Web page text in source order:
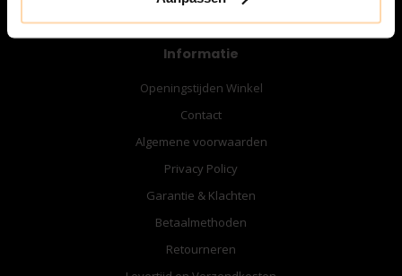
Informatie
Openingstijden Winkel
Contact
Algemene voorwaarden
Privacy Policy
Garantie & Klachten
Betaalmethoden
Retourneren